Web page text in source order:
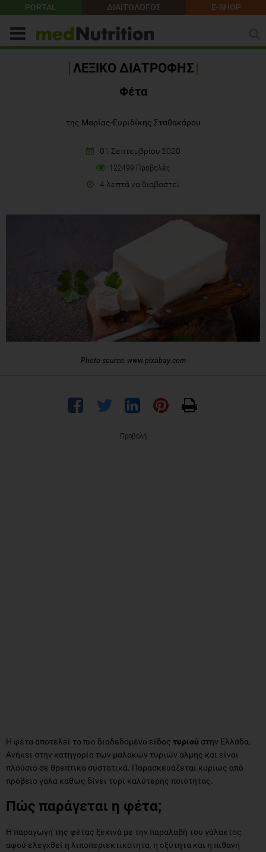
PORTAL ΔΙΑΙΤΟΛΟΓΟΣ E-SHOP
ΛΕΞΙΚΟ ΔΙΑΤΡΟΦΗΣ
Φέτα
της Μαρίας-Ευριδίκης Σταθακάρου
01 Σεπτεμβρίου 2020
122499 Προβολές
4 λεπτά να διαβαστεί
Photo source: www.pixabay.com
Προβολή
Η φέτα αποτελεί το πιο διαδεδομένο είδος τυριού στην Ελλάδα.
Ανήκει στην κατηγορία των μαλακών τυριών άλμης και είναι
πλούσιο σε θρεπτικά συστατικά. Παρασκευάζεται κυρίως από
πρόβειο γάλα καθώς δίνει τυρί καλύτερης ποιότητας.
Πώς παράγεται η φέτα;
Η παραγωγή της φέτας ξεκινά με την παραλαβή του γάλακτος
αφού ελεγχθεί η λιποπεριεκτικότητα, η οξύτητα και η πιθανή